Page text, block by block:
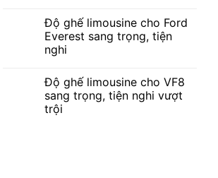
Độ ghế limousine cho Ford
Everest sang trọng, tiện
nghi
Độ ghế limousine cho VF8
sang trọng, tiện nghi vượt
trội